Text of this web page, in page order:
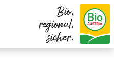
Bio,
regional,
sicher.